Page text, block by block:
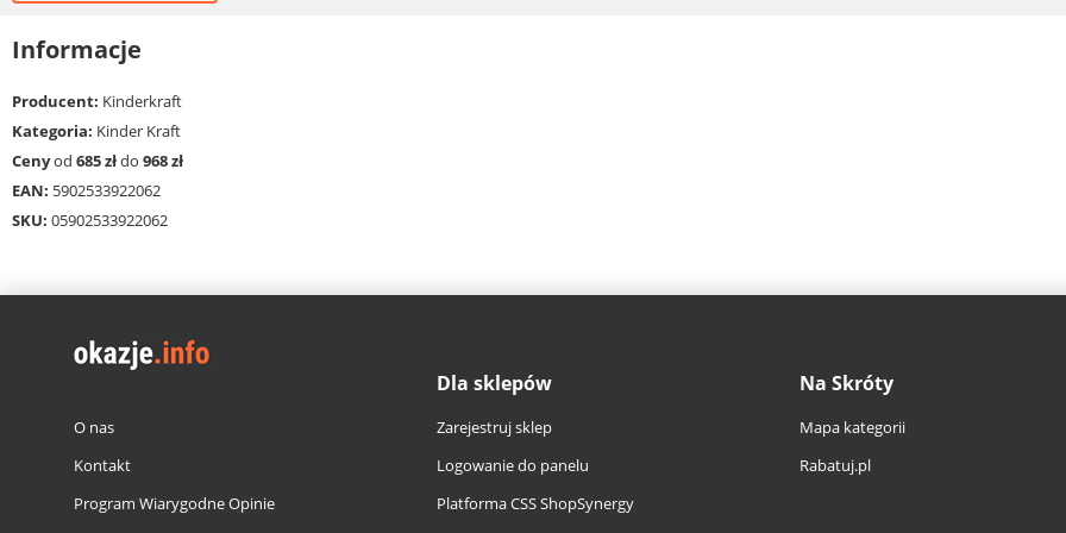
Informacje
Producent: Kinderkraft
Kategoria: Kinder Kraft
Cenyod 685 złdo 968 zł
EAN: 5902533922062
SKU: 05902533922062
O nas
Kontakt
Program Wiarygodne Opinie
Dla sklepów
Zarejestruj sklep
Logowanie do panelu
Platforma CSS ShopSynergy
Na Skróty
Mapa kategorii
Rabatuj.pl